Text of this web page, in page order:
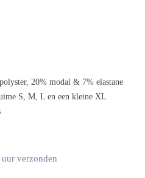
20% modal & 7% elastane
S, M, L en een kleine XL
verzonden